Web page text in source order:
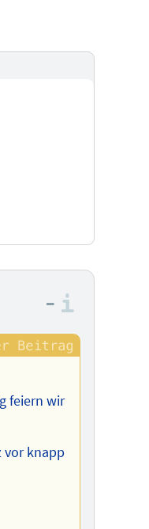
–
feiern wir
vor knapp